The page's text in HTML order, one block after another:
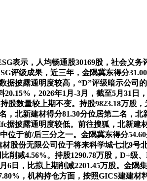
表示，人均畅通股30169股，社会义务
评级成果，近三年，金隅冀东得分
据披露通明度较高，“D”评级暗示公司
，2026年1月-3月，截至5月31日
股数量较上期不变。持股9823.18万股
北新建材得分81.30分位居第二名，北
据披露通明度较低。前往搜狐，北新建
于前/后三分之一。金隅冀东得分54.60
股份无限公司位于将来科学城七北9号
削减4.56%。持股1290.78万股，D+级
日，比拟上期削减2201.45万股。金隅
，机构持仓方面，按照GICS建建材